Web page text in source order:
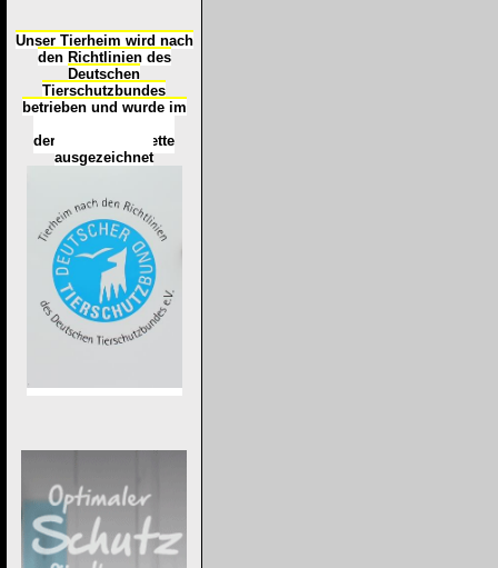
Unser Tierheim wird nach
den Richtlinien des
Deutschen
Tierschutzbundes
betrieben und wurde im
der
Tierheimplakette
ausgezeichnet